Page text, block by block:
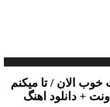
الان / تا میکنم
+ دانلود اهنگ